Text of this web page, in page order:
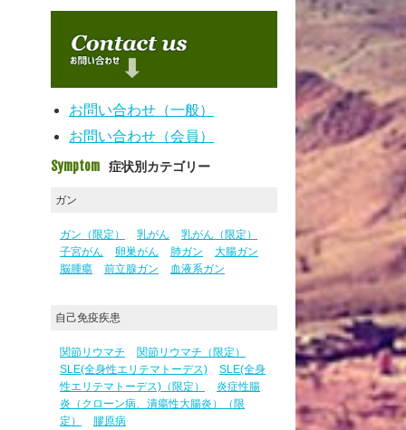
お問い合わせ（一般）
お問い合わせ（会員）
Symptom 症状別カテゴリー
ガン
ガン（限定） 乳がん
乳がん（限定）
子宮がん
卵巣がん 肺ガン
大腸ガン
脳腫瘍
前立腺ガン 血液系ガン
自己免疫疾患
関節リウマチ
関節リウマチ（限定）
SLE(全身性エリテマトーデス)
SLE(全身
性エリテマトーデス)（限定）
炎症性腸
炎（クローン病、潰瘍性大腸炎）（限
定）
膠原病